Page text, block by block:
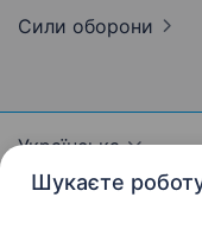
Шукаєте
Сили оборони
Українська